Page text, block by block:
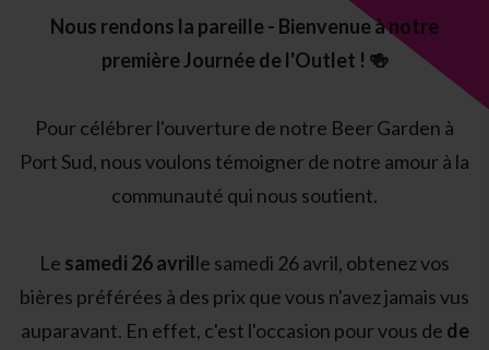
Nous rendons la pareille - Bienvenue à notre
première Journée de l'Outlet ! 🍻
Pour célébrer l'ouverture de notre Beer Garden à
Port Sud, nous voulons témoigner de notre amour à la
communauté qui nous soutient.
Le samedi 26 avrille samedi 26 avril, obtenez vos
bières préférées à des prix que vous n'avez jamais vus
auparavant. En effet, c'est l'occasion pour vous de de